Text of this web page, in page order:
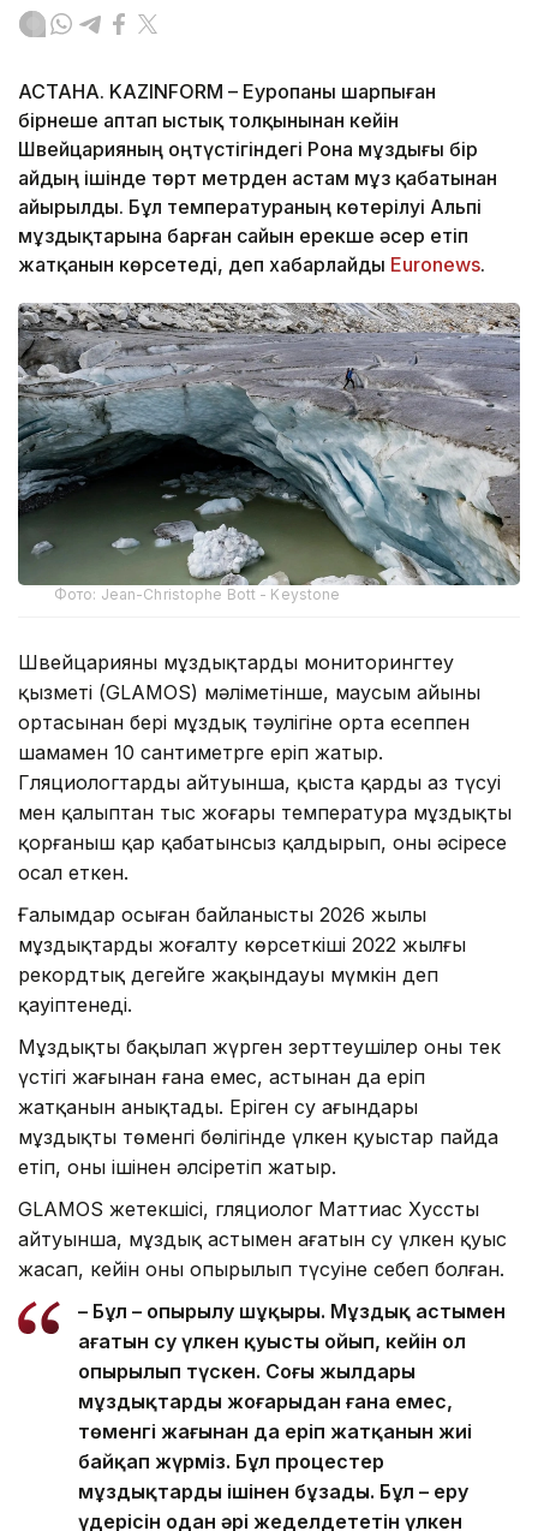
АСТАНА. KAZINFORM – Еуропаны шарпыған
бірнеше аптап ыстық толқынынан кейін
Швейцарияның оңтүстігіндегі Рона мұздығы бір
айдың ішінде төрт метрден астам мұз қабатынан
айырылды. Бұл температураның көтерілуі Альпі
мұздықтарына барған сайын ерекше әсер етіп
жатқанын көрсетеді, деп хабарлайды Еuronews.
Фото: Jean-Christophe Bott - Keystone
Швейцарияның мұздықтарды мониторингтеу
қызметі (GLAMOS) мәліметінше, маусым айының
ортасынан бері мұздық тәулігіне орта есеппен
шамамен 10 сантиметрге еріп жатыр.
Гляциологтардың айтуынша, қыста қардың аз түсуі
мен қалыптан тыс жоғары температура мұздықты
қорғаныш қар қабатынсыз қалдырып, оны әсіресе
осал еткен.
Ғалымдар осыған байланысты 2026 жылы
мұздықтардың жоғалту көрсеткіші 2022 жылғы
рекордтық деңгейге жақындауы мүмкін деп
қауіптенеді.
Мұздықты бақылап жүрген зерттеушілер оның тек
үстіңгі жағынан ғана емес, астынан да еріп
жатқанын анықтады. Еріген су ағындары
мұздықтың төменгі бөлігінде үлкен қуыстар пайда
етіп, оны ішінен әлсіретіп жатыр.
GLAMOS жетекшісі, гляциолог Маттиас Хусстың
айтуынша, мұздық астымен ағатын су үлкен қуыс
жасап, кейін оның опырылып түсуіне себеп болған.
– Бұл – опырылу шұңқыры. Мұздық астымен
ағатын су үлкен қуысты ойып, кейін ол
опырылып түскен. Соңғы жылдары
мұздықтардың жоғарыдан ғана емес,
төменгі жағынан да еріп жатқанын жиі
байқап жүрміз. Бұл процестер
мұздықтарды ішінен бұзады. Бұл – еру
үдерісін одан әрі жеделдететін үлкен